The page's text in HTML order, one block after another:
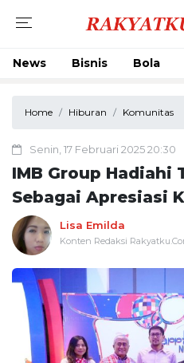
News Bisnis Bola
Home Hiburan Komunitas
Senin, 17 Februari 2025 20:30
IMB Group Hadiahi
Sebagai Apresiasi
Lisa Emilda
Konten Redaksi